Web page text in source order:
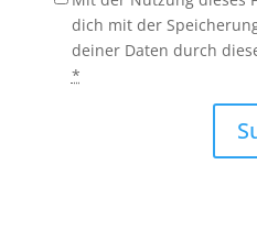
dich mit der
deiner Daten durch
*